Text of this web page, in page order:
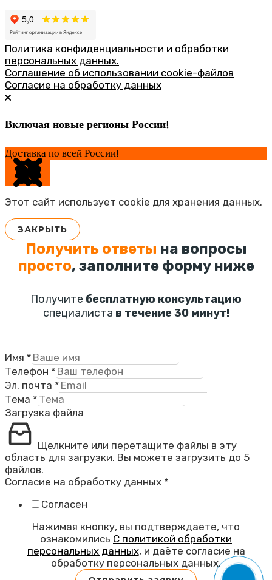
Политика конфиденциальности и обработки
персональных данных.
Соглашение об использовании cookie-файлов
Согласие на обработку данных
Включая новые регионы России!
Доставка по всей России!
Этот сайт использует cookie для хранения данных.
ЗАКРЫТЬ
Получить ответы на вопросы
просто, заполните форму ниже
Получите бесплатную консультацию
специалиста в течение 30 минут!
Имя *
Телефон *
Эл. почта *
Тема *
Загрузка файла
Щелкните или перетащите файлы в эту
область для загрузки. Вы можете загрузить до 5
файлов.
Согласие на обработку данных *
Согласен
Нажимая кнопку, вы подтверждаете, что
ознакомились С политикой обработки
персональных данных, и даёте согласие на
обработку персональных данных.